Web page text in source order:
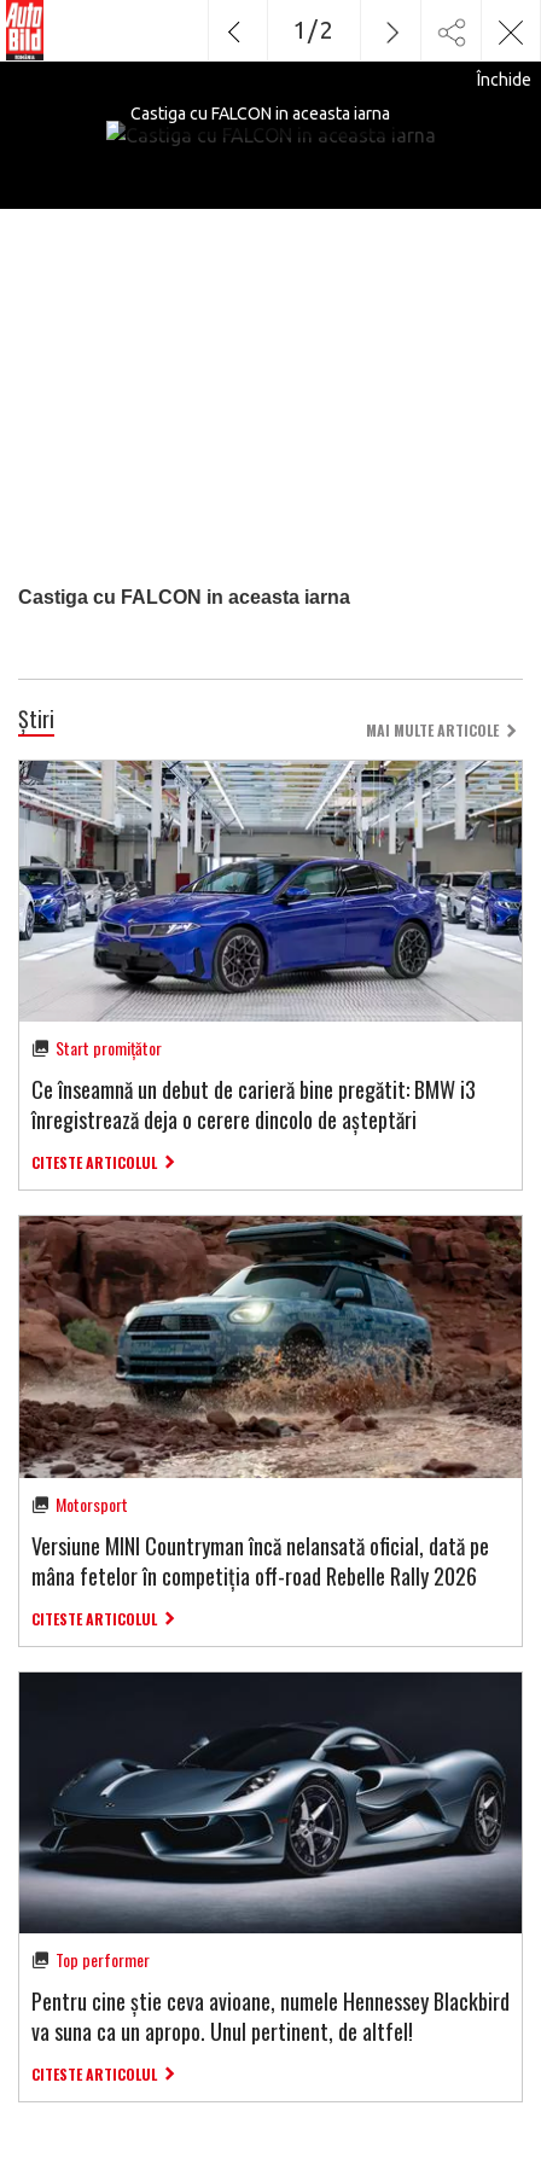
Castiga cu FALCON in aceasta iarna
Castiga cu FALCON in aceasta iarna
Închide
1 /2
Știri MAI MULTE ARTICOLE
Start promițător
Ce înseamnă un debut de carieră bine pregătit: BMW i3
înregistrează deja o cerere dincolo de așteptări
CITESTE ARTICOLUL
Motorsport
Versiune MINI Countryman încă nelansată oficial, dată pe
mâna fetelor în competiția off-road Rebelle Rally 2026
CITESTE ARTICOLUL
Top performer
Pentru cine știe ceva avioane, numele Hennessey Blackbird
va suna ca un apropo. Unul pertinent, de altfel!
CITESTE ARTICOLUL